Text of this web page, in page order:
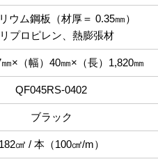
ウム鋼板（材厚＝ 0.35㎜）
プロピレン、熱膨張材
㎜×（幅）40㎜×（長）1,820㎜
QF045RS-0402
ブラック
182㎠ / 本（100㎠/m）